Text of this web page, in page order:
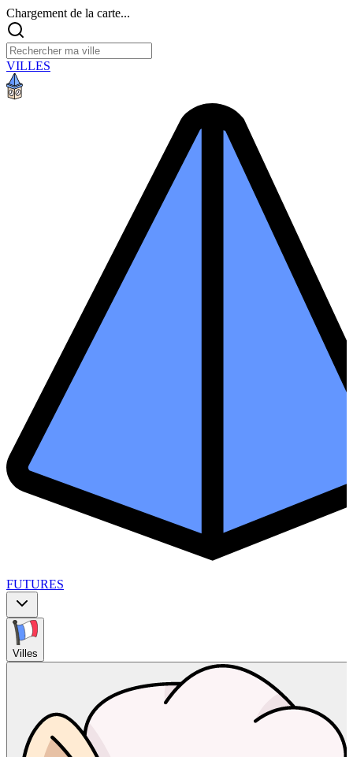
Chargement de la carte...
VILLES
FUTURES
Villes